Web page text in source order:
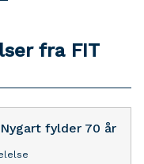
fra FIT
fylder 70 år